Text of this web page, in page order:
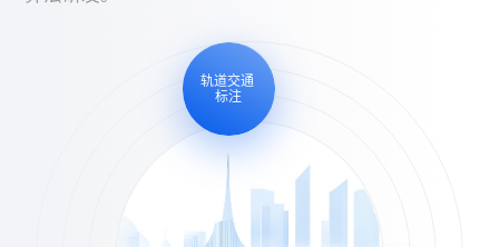
轨道交通
标注